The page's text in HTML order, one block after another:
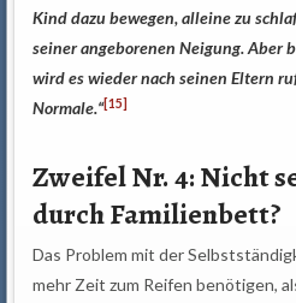
Kind dazu bewegen, alleine zu
seiner angeborenen Neigung. Aber
wird es wieder nach seinen Eltern
Normale.“[15]
Zweifel Nr. 4: Nicht
durch Familienbett?
Das Problem mit der
mehr Zeit zum Reifen benötigen,